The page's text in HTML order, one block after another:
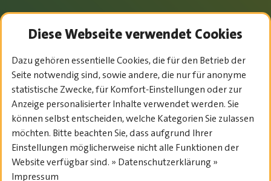
SAVE THE DATE
Diese Webseite verwendet Cookies
Dazu gehören essentielle Cookies, die für den Betrieb der
Seite notwendig sind, sowie andere, die nur für anonyme
statistische Zwecke, für Komfort-Einstellungen oder zur
Anzeige personalisierter Inhalte verwendet werden. Sie
können selbst entscheiden, welche Kategorien Sie zulassen
möchten. Bitte beachten Sie, dass aufgrund Ihrer
Einstellungen möglicherweise nicht alle Funktionen der
Website verfügbar sind. » Datenschutzerklärung »
Impressum